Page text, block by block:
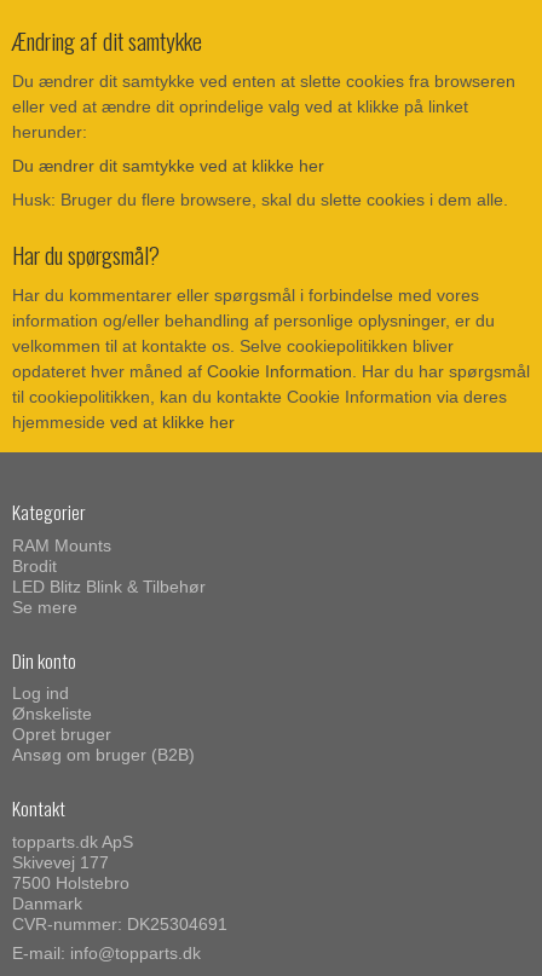
Ændring af dit samtykke
Du ændrer dit samtykke ved enten at slette cookies fra browseren
eller ved at ændre dit oprindelige valg ved at klikke på linket
herunder:
Du ændrer dit samtykke ved at klikke her
Husk: Bruger du flere browsere, skal du slette cookies i dem alle.
Har du spørgsmål?
Har du kommentarer eller spørgsmål i forbindelse med vores
information og/eller behandling af personlige oplysninger, er du
velkommen til at kontakte os. Selve cookiepolitikken bliver
opdateret hver måned af Cookie Information. Har du har spørgsmål
til cookiepolitikken, kan du kontakte Cookie Information via deres
hjemmeside ved at klikke her
Kategorier
RAM Mounts
Brodit
LED Blitz Blink & Tilbehør
Se mere
Din konto
Log ind
Ønskeliste
Opret bruger
Ansøg om bruger (B2B)
Kontakt
topparts.dk ApS
Skivevej 177
7500 Holstebro
Danmark
CVR-nummer: DK25304691
E-mail: info@topparts.dk